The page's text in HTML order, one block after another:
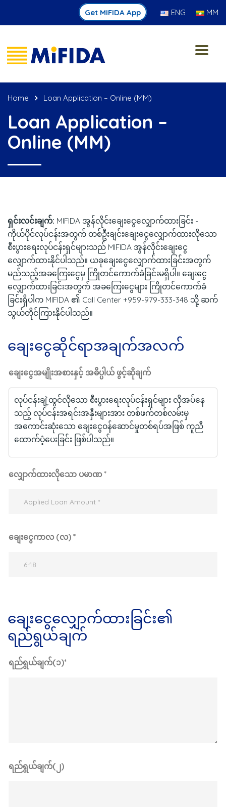
Get MIFIDA App ENG MM
Home Loan Application – Online (MM)
Loan Application –
Online (MM)
ရှင်းလင်းချက်: MIFIDA အွန်လိုင်းချေးငွေလျှောက်ထားခြင်း -
ကိုယ်ပိုင်လုပ်ငန်းအတွက် တစ်ဦးချင်းချေးငွေလျှောက်ထားလိုသော
စီးပွားရေးလုပ်ငန်းရှင်များသည် MIFIDA အွန်လိုင်းချေးငွေ
လျှောက်ထားနိုင်ပါသည်။ ယခုချေးငွေလျှောက်ထားခြင်းအတွက်
မည်သည့်အခကြေးငွေမှ ကြိုတင်ကောက်ခံခြင်းမရှိပါ။ ချေးငွေ
လျှောက်ထားခြင်းအတွက် အခကြေးငွေများ ကြိုတင်ကောက်ခံ
ခြင်းရှိပါက MIFIDA ၏ Call Center +959-979-333-348 သို့ ဆက်
သွယ်တိုင်ကြားနိုင်ပါသည်။
ချေးငွေဆိုင်ရာအချက်အလက်
ချေးငွေအမျိုးအစားနှင့် အဓိပ္ပါယ် ဖွင့်ဆိုချက်
လုပ်ငန်းချဲ့ထွင်လိုသော စီးပွားရေးလုပ်ငန်းရှင်များ လိုအပ်နေ
သည့် လုပ်ငန်းအရင်းအနှီးများအား တစ်ဖက်တစ်လမ်းမှ
အကောင်းဆုံးသော ချေးငွေဝန်ဆောင်မှုတစ်ရပ်အဖြစ် ကူညီ
ထောက်ပံ့ပေးခြင်း ဖြစ်ပါသည်။
လျှောက်ထားလိုသော ပမာဏ *
ချေးငွေကာလ (လ) *
ချေးငွေလျှောက်ထားခြင်း၏
ရည်ရွယ်ချက်
ရည်ရွယ်ချက်(၁)*
ရည်ရွယ်ချက်(၂)